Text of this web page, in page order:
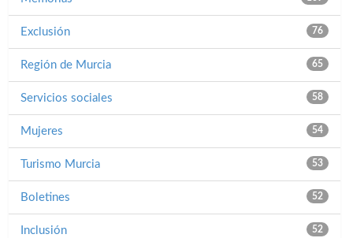
76
Exclusión
65
Región de Murcia
58
Servicios sociales
54
Mujeres
53
Turismo Murcia
52
Boletines
52
Inclusión